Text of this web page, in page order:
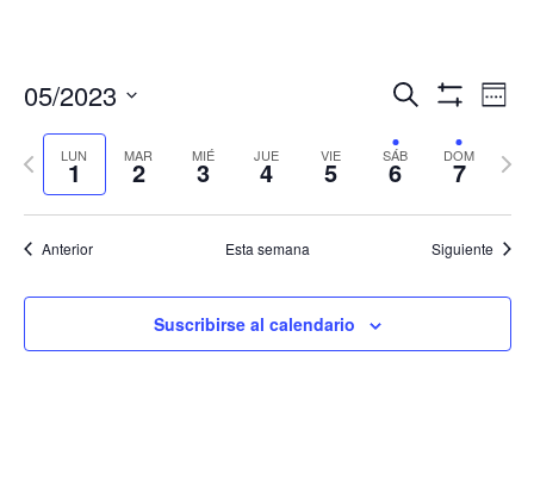
búsqueda
y
vistas
Buscar
de
de
05/2023
fecha.LUN
1 MAR
2 MIÉ
3 JUE
4 VIE
5 SÁB
6 DOM
7
Semana
anterior
Anterior Esta semana Siguiente
Suscribirse al calendario